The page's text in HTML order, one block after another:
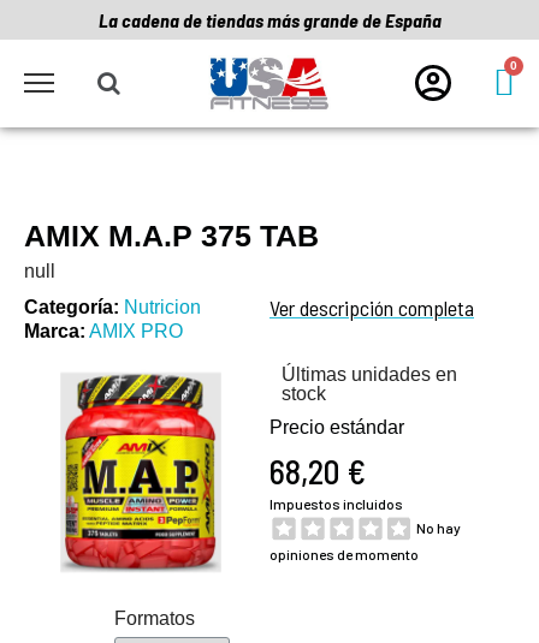
La cadena de tiendas más grande de España
AMIX M.A.P 375 TAB
null
Categoría
Nutricion
Marca AMIX PRO
Ver descripción completa
Últimas unidades en
stock
Precio estándar
68,20 €
Impuestos incluidos
No hay
opiniones de momento
Formatos